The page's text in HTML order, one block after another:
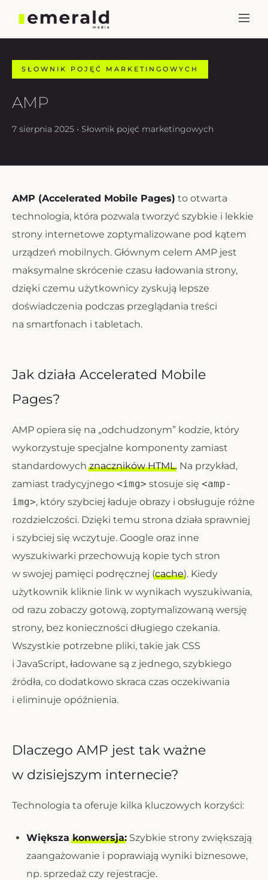
SŁOWNIK POJĘĆ MARKETINGOWYCH
AMP
7 sierpnia 2025 • Słownik pojęć marketingowych
AMP (Accelerated Mobile Pages) to otwarta
technologia, która pozwala tworzyć szybkie i lekkie
strony internetowe zoptymalizowane pod kątem
urządzeń mobilnych. Głównym celem AMP jest
maksymalne skrócenie czasu ładowania strony,
dzięki czemu użytkownicy zyskują lepsze
doświadczenia podczas przeglądania treści
na smartfonach i tabletach.
Jak działa Accelerated Mobile
Pages?
AMP opiera się na „odchudzonym” kodzie, który
wykorzystuje specjalne komponenty zamiast
standardowychznaczników HTML. Na przykład,
zamiast tradycyjnego <img> stosuje się <amp-
img>, który szybciej ładuje obrazy i obsługuje różne
rozdzielczości. Dzięki temu strona działa sprawniej
i szybciej się wczytuje. Google oraz inne
wyszukiwarki przechowują kopie tych stron
w swojej pamięci podręcznej (cache). Kiedy
użytkownik kliknie link w wynikach wyszukiwania,
od razu zobaczy gotową, zoptymalizowaną wersję
strony, bez konieczności długiego czekania.
Wszystkie potrzebne pliki, takie jak CSS
i JavaScript, ładowane są z jednego, szybkiego
źródła, co dodatkowo skraca czas oczekiwania
i eliminuje opóźnienia.
Dlaczego AMP jest tak ważne
w dzisiejszym internecie?
Technologia ta oferuje kilka kluczowych korzyści:
Większakonwersja: Szybkie strony zwiększają
zaangażowanie i poprawiają wyniki biznesowe,
np. sprzedaż czy rejestracje.